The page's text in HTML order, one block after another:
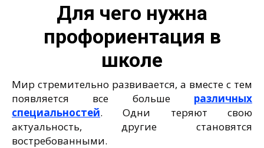
Для чего нужна
профориентация в
школе
Мир стремительно развивается, а вместе с тем
появляется все больше различных
специальностей. Одни теряют свою
актуальность, другие становятся
востребованными.